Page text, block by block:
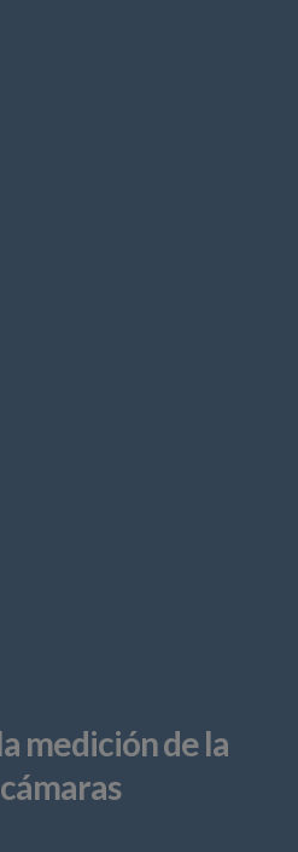
medición de la